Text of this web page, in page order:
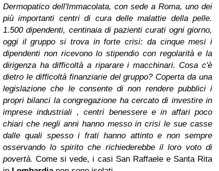
Dermopatico dell'Immacolata, con sede a Roma, uno dei
più importanti centri di cura delle malattie della pelle.
1.500 dipendenti, centinaia di pazienti curati ogni giorno,
oggi il gruppo si trova in forte crisi: da cinque mesi i
dipendenti non ricevono lo stipendio con regolarità e la
dirigenza ha difficoltà a riparare i macchinari. Cosa c'è
dietro le difficoltà finanziarie del gruppo? Coperta da una
legislazione che le consente di non rendere pubblici i
propri bilanci la congregazione ha cercato di investire in
imprese industriali , centri benessere e in affari poco
chiari che negli anni hanno messo in crisi le sue casse
dalle quali spesso i frati hanno attinto e non sempre
osservando lo spirito che richiederebbe il loro voto di
povertà. Come si vede, i casi San Raffaele e Santa Rita